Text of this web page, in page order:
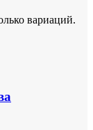
вариаций.